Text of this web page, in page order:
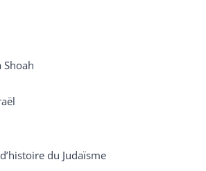
Shoah
du Judaïsme